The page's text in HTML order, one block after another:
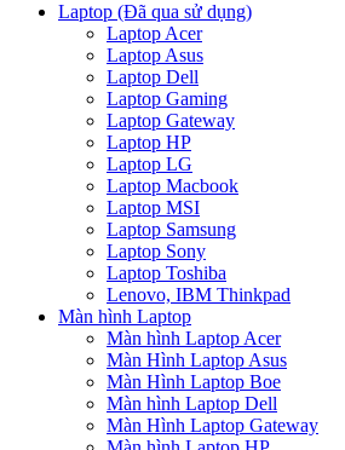
Laptop (Đã qua sử dụng)
Laptop Acer
Laptop Asus
Laptop Dell
Laptop Gaming
Laptop Gateway
Laptop HP
Laptop LG
Laptop Macbook
Laptop MSI
Laptop Samsung
Laptop Sony
Laptop Toshiba
Lenovo, IBM Thinkpad
Màn hình Laptop
Màn hình Laptop Acer
Màn Hình Laptop Asus
Màn Hình Laptop Boe
Màn hình Laptop Dell
Màn Hình Laptop Gateway